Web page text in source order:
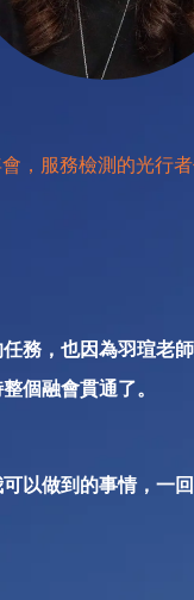
，服務檢測的光行者
務，也因為羽瑄老
個融會貫通了。
以做到的事情，一